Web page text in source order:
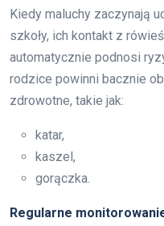
Kiedy maluchy zaczynają
szkoły, ich kontakt z
automatycznie podnosi
rodzice powinni bacznie
zdrowotne, takie jak:
katar,
kaszel,
gorączka.
Regularne